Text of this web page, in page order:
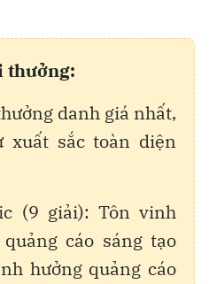
thưởng:
danh giá nhất,
xuất sắc toàn diện
(9 giải): Tôn vinh
cáo sáng tạo
hưởng quảng cáo